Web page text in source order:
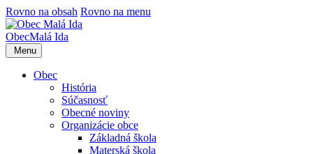
Rovno na obsah Rovno na menu
ObecMalá Ida
Menu
Obec
História
Súčasnosť
Obecné noviny
Organizácie obce
Základná škola
Materská škola